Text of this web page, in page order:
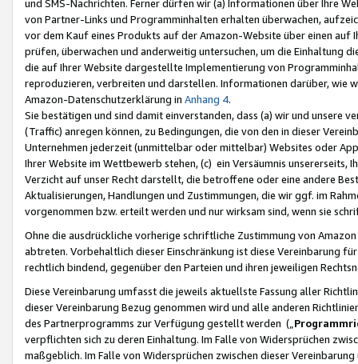
und SMS-Nachrichten. Ferner dürfen wir (a) Informationen über Ihre
von Partner-Links und Programminhalten erhalten überwachen,
vor dem Kauf eines Produkts auf der Amazon-Website über einen
prüfen, überwachen und anderweitig untersuchen, um die Einhaltung
die auf Ihrer Website dargestellte Implementierung von
reproduzieren, verbreiten und darstellen. Informationen darüber, wie
Amazon-Datenschutzerklärung in Anhang 4.
Sie bestätigen und sind damit einverstanden, dass (a) wir und
(Traffic) anregen können, zu Bedingungen, die von den in dieser
Unternehmen jederzeit (unmittelbar oder mittelbar) Websites oder
Ihrer Website im Wettbewerb stehen, (c) ein Versäumnis unsererseits,
Verzicht auf unser Recht darstellt, die betroffene oder eine andere
Aktualisierungen, Handlungen und Zustimmungen, die wir ggf. im
vorgenommen bzw. erteilt werden und nur wirksam sind, wenn sie
Ohne die ausdrückliche vorherige schriftliche Zustimmung von
abtreten. Vorbehaltlich dieser Einschränkung ist diese Vereinbarung
rechtlich bindend, gegenüber den Parteien und ihren jeweiligen
Diese Vereinbarung umfasst die jeweils aktuellste Fassung aller
dieser Vereinbarung Bezug genommen wird und alle anderen
des Partnerprogramms zur Verfügung gestellt werden („
verpflichten sich zu deren Einhaltung. Im Falle von Widersprüchen
maßgeblich. Im Falle von Widersprüchen zwischen dieser